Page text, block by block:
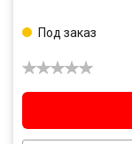
Под заказ